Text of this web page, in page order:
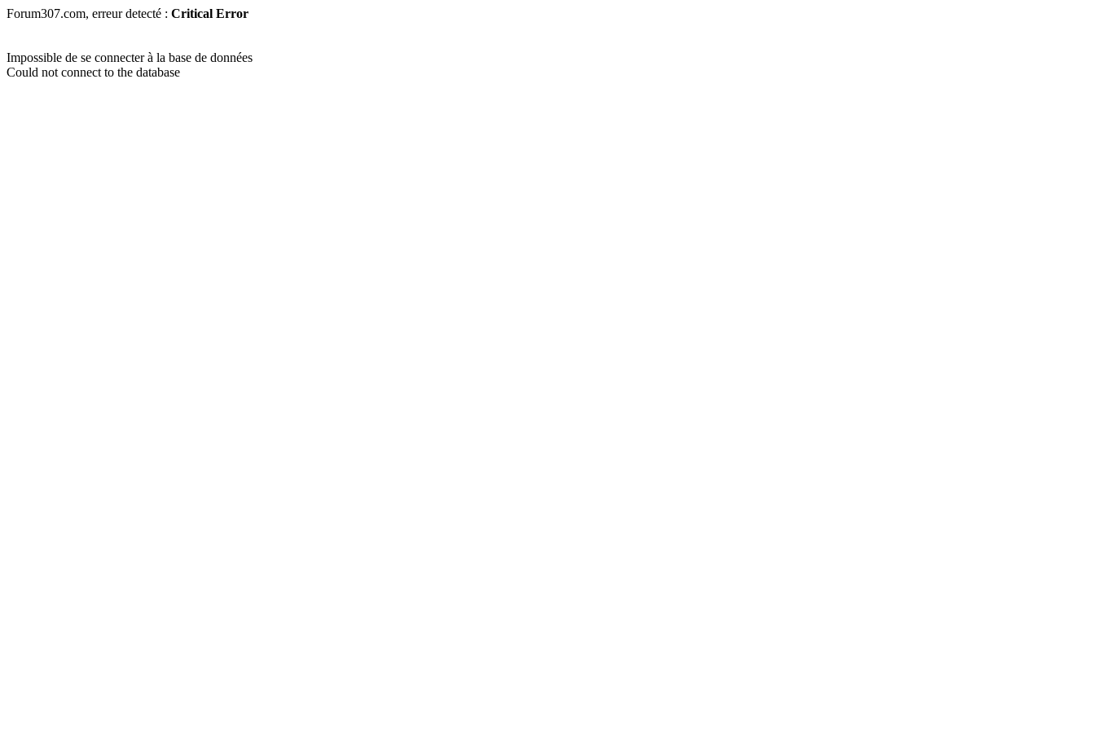
Forum307.com, erreur detecté : Critical Error
Impossible de se connecter à la base de données
Could not connect to the database